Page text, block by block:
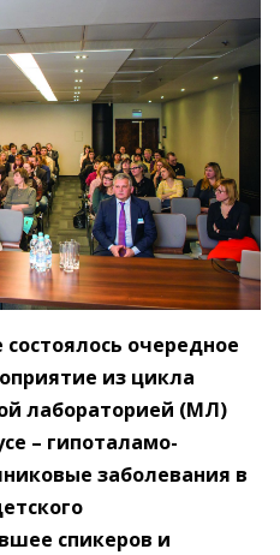
очередное
из цикла
лабораторией (МЛ)
– ​гипоталамо-
заболевания в
спикеров и